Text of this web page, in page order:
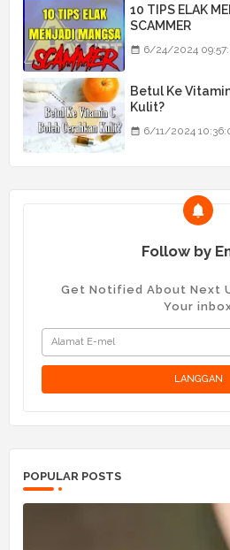
10 TIPS ELAK
SCAMMER
6/24/2024
Betul Ke
Kulit?
6/11/2024
Follow by
Get Notified About Next
Your
POPULAR POSTS